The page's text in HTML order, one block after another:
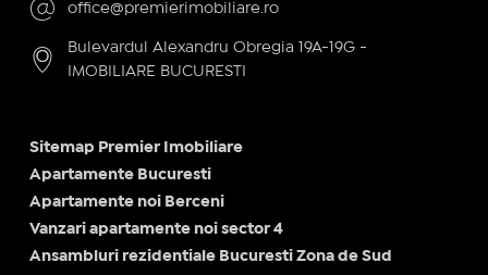
office@premierimobiliare.ro
Bulevardul Alexandru Obregia 19A-19G -
IMOBILIARE BUCURESTI
Sitemap Premier Imobiliare
Apartamente Bucuresti
Apartamente noi Berceni
Vanzari apartamente noi sector 4
Ansambluri rezidentiale Bucuresti Zona de Sud